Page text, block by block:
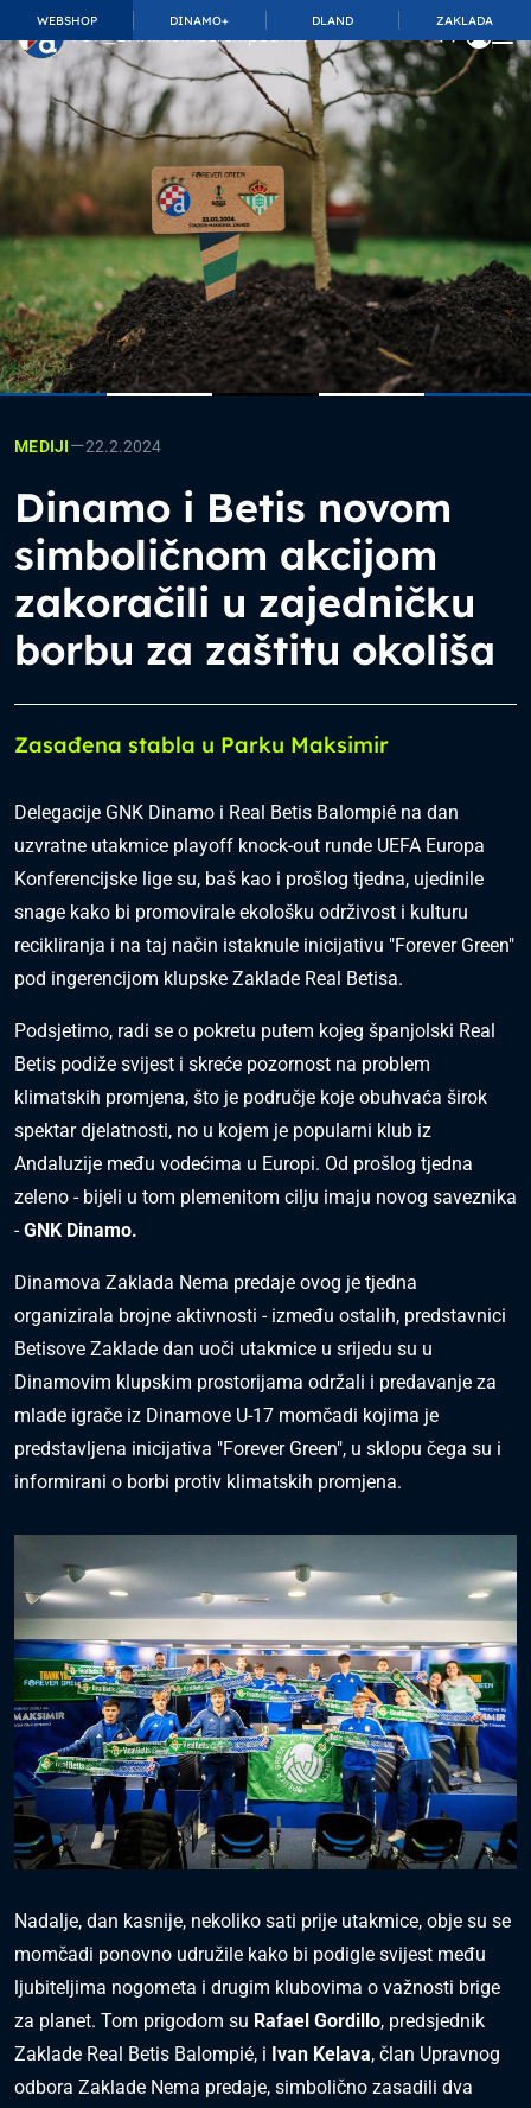
WEBSHOP DINAMO+ DLAND ZAKLADA
TOP_BAR.MembershipSuffix
MEDIJI—22.2.2024
Dinamo i Betis novom
simboličnom akcijom
zakoračili u zajedničku
borbu za zaštitu okoliša
Zasađena stabla u Parku Maksimir
Delegacije GNK Dinamo i Real Betis Balompié na dan
uzvratne utakmice playoff knock-out runde UEFA Europa
Konferencijske lige su, baš kao i prošlog tjedna, ujedinile
snage kako bi promovirale ekološku održivost i kulturu
recikliranja i na taj način istaknule inicijativu "Forever Green"
pod ingerencijom klupske Zaklade Real Betisa.
Podsjetimo, radi se o pokretu putem kojeg španjolski Real
Betis podiže svijest i skreće pozornost na problem
klimatskih promjena, što je područje koje obuhvaća širok
spektar djelatnosti, no u kojem je popularni klub iz
Andaluzije među vodećima u Europi. Od prošlog tjedna
zeleno - bijeli u tom plemenitom cilju imaju novog saveznika
-GNK Dinamo.
Dinamova Zaklada Nema predaje ovog je tjedna
organizirala brojne aktivnosti - između ostalih, predstavnici
Betisove Zaklade dan uoči utakmice u srijedu su u
Dinamovim klupskim prostorijama održali i predavanje za
mlade igrače iz Dinamove U-17 momčadi kojima je
predstavljena inicijativa "Forever Green", u sklopu čega su i
informirani o borbi protiv klimatskih promjena.
Nadalje, dan kasnije, nekoliko sati prije utakmice, obje su se
momčadi ponovno udružile kako bi podigle svijest među
ljubiteljima nogometa i drugim klubovima o važnosti brige
za planet. Tom prigodom su Rafael Gordillo, predsjednik
Zaklade Real Betis Balompié, i Ivan Kelava, član Upravnog
odbora Zaklade Nema predaje, simbolično zasadili dva